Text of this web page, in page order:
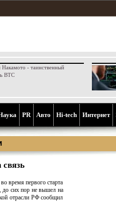
- таинственный
BTC
PR Aвто Hi-tech Интернет
время первого старта
до сих пор не вышел на
отрасли РФ сообщил